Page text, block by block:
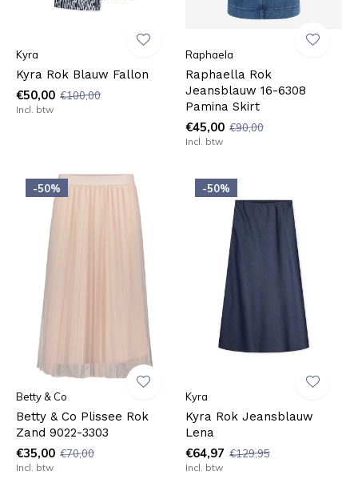
Kyra
Kyra Rok Blauw Fallon
€50,00 €100,00
Incl. btw
Raphaela
Raphaella Rok
Jeansblauw 16-6308
Pamina Skirt
€45,00 €90,00
Incl. btw
-50%
Betty & Co
Betty & Co Plissee Rok
Zand 9022-3303
€35,00 €70,00
Incl. btw
-50%
Kyra
Kyra Rok Jeansblauw
Lena
€64,97 €129,95
Incl. btw